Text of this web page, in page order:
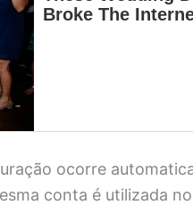
ocorre
conta é utilizada